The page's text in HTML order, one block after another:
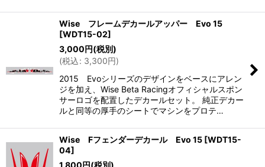
Wise フレームデカールアッパー Evo 15
[WDT15-02]
3,000円(税別)
(税込: 3,300円)
2015 Evoシリーズのデザインをベースにアレン
ジを加え、Wise Beta Racingオフィシャルスポン
サーロゴを配置したデカールセット。 純正デカー
ルと同等の厚手のシートでマシンをプロテ…
Wise Fフェンダーデカール Evo 15 [WDT15-
04]
1,800円(税別)